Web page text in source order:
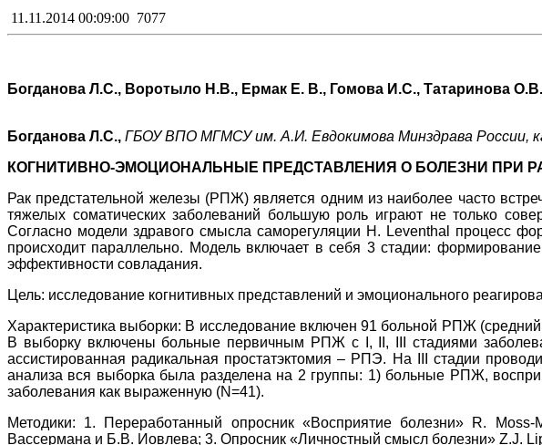
11.11.2014 00:09:00 7077
Богданова Л.С., Воротыло Н.В., Ермак Е. В., Гомова И.С., Татаринова
Богданова Л.С., ГБОУ ВПО МГМСУ им. А.И. Евдокимова Минздрава России,
КОГНИТИВНО-ЭМОЦИОНАЛЬНЫЕ ПРЕДСТАВЛЕНИЯ О БОЛЕЗНИ ПРИ
Рак предстательной железы (РПЖ) является одним из наиболее часто
тяжелых соматических заболеваний большую роль играют не только
Согласно модели здравого смысла саморегуляции H. Leventhal процесс
происходит параллельно. Модель включает в себя 3 стадии:
эффективности совладания.
Цель: исследование когнитивных представлений и эмоционального
Характеристика выборки: В исследование включен 91 больной РПЖ
В выборку включены больные первичным РПЖ с I, II, III стадиями
ассистированная радикальная простатэктомия – РПЭ. На III стадии
анализа вся выборка была разделена на 2 группы: 1) больные РПЖ,
заболевания как выраженную (N=41).
Методики: 1. Переработанный опросник «Восприятие болезни» R.
Вассермана и Б.В. Иовлева; 3. Опросник «Личностный смысл болезни» Z.J.